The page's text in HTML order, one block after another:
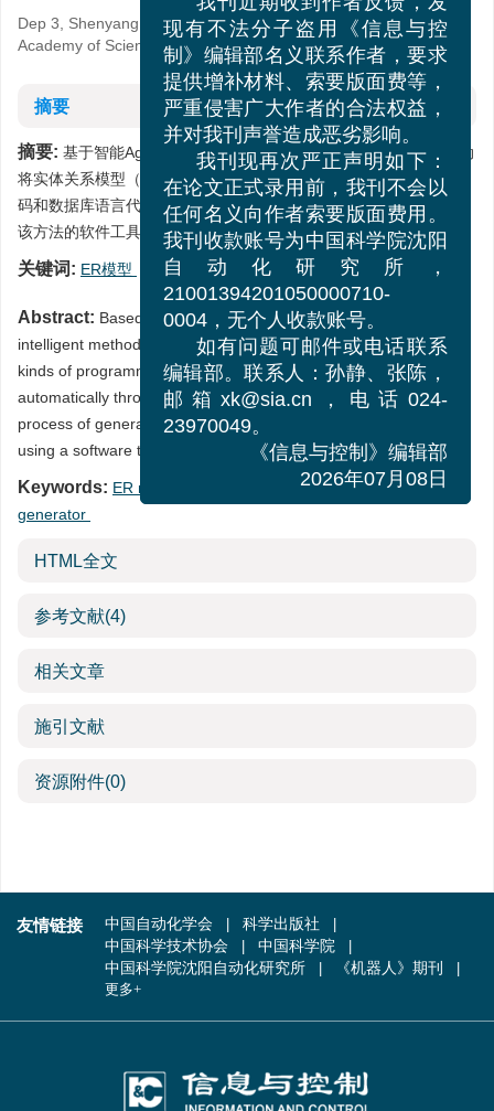
Dep 3, Shenyang Institute of Automation, Chinese
Academy of Sciences 110015
摘要
摘要: 基于智能Agent理论，本文提出了一种通过人机交互方式自动
将实体关系模型（Entity-Relation，ER）生成多种应用程序语言代
码和数据库语言代码的智能化方法体系框架，简要介绍了利用基于
该方法的软件工具将ER模型生成程序代码的过程．
关键词: ER模型 智能Agent 程序代码自动生成器
Abstract: Based on Agent theory, this paper proposes an
intelligent method skeleton, which can be used to generate all
kinds of programming codes from Entity-Relationship scheme
automatically through man-machine interaction. It introduces the
process of generating programming codes from ER scheme by
using a software tool based on the method.
Keywords: ER model intelligent agent/programming code
generator
HTML全文
参考文献(4)
相关文章
施引文献
资源附件(0)
友情链接 中国自动化学会
科学出版社
中国科学技术协会
中国科学院
中国科学院沈阳自动化研究所
《机器人》期刊
更多+
我刊近期收到作者反馈，发
现有不法分子盗用《信息与控
制》编辑部名义联系作者，要求
提供增补材料、索要版面费等，
严重侵害广大作者的合法权益，
并对我刊声誉造成恶劣影响。
我刊现再次严正声明如下：
在论文正式录用前，我刊不会以
任何名义向作者索要版面费用。
我刊收款账号为中国科学院沈阳
自动化研究所，
21001394201050000710-
0004，无个人收款账号。
如有问题可邮件或电话联系
编辑部。联系人：孙静、张陈，
邮箱xk@sia.cn，电话024-
23970049。
《信息与控制》编辑部
2026年07月08日